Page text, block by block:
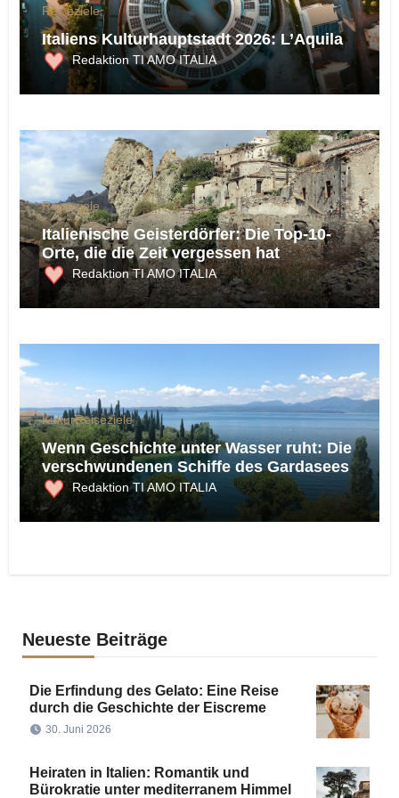
Reiseziele
Italiens Kulturhauptstadt 2026: L’Aquila
Redaktion TI AMO ITALIA
Reiseziele
Italienische Geisterdörfer: Die Top-10-
Orte, die die Zeit vergessen hat
Redaktion TI AMO ITALIA
KulturReiseziele
Wenn Geschichte unter Wasser ruht: Die
verschwundenen Schiffe des Gardasees
Redaktion TI AMO ITALIA
Neueste Beiträge
Die Erfindung des Gelato: Eine Reise
durch die Geschichte der Eiscreme
30. Juni 2026
Heiraten in Italien: Romantik und
Bürokratie unter mediterranem Himmel